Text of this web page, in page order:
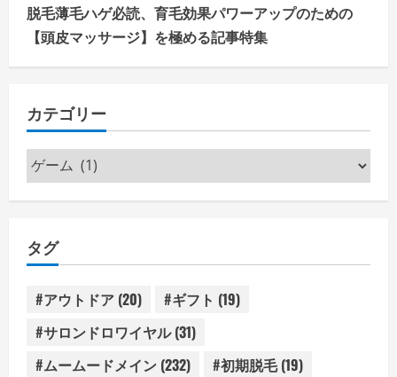
脱毛薄毛ハゲ必読、育毛効果パワーアップのための
【頭皮マッサージ】を極める記事特集
カテゴリー
カ
テ
ゴ
ー
タグ
#アウトドア (20) #ギフト (19)
#サロンドロワイヤル(31)
#ムームードメイン (232) #初期脱毛(19)